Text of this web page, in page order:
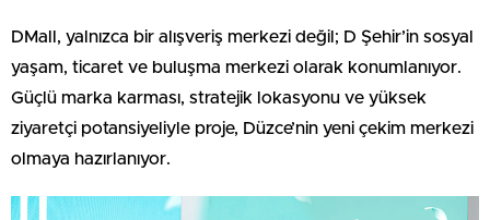
DMall, yalnızca bir alışveriş merkezi değil; D Şehir’in sosyal
yaşam, ticaret ve buluşma merkezi olarak konumlanıyor.
Güçlü marka karması, stratejik lokasyonu ve yüksek
ziyaretçi potansiyeliyle proje, Düzce’nin yeni çekim merkezi
olmaya hazırlanıyor.